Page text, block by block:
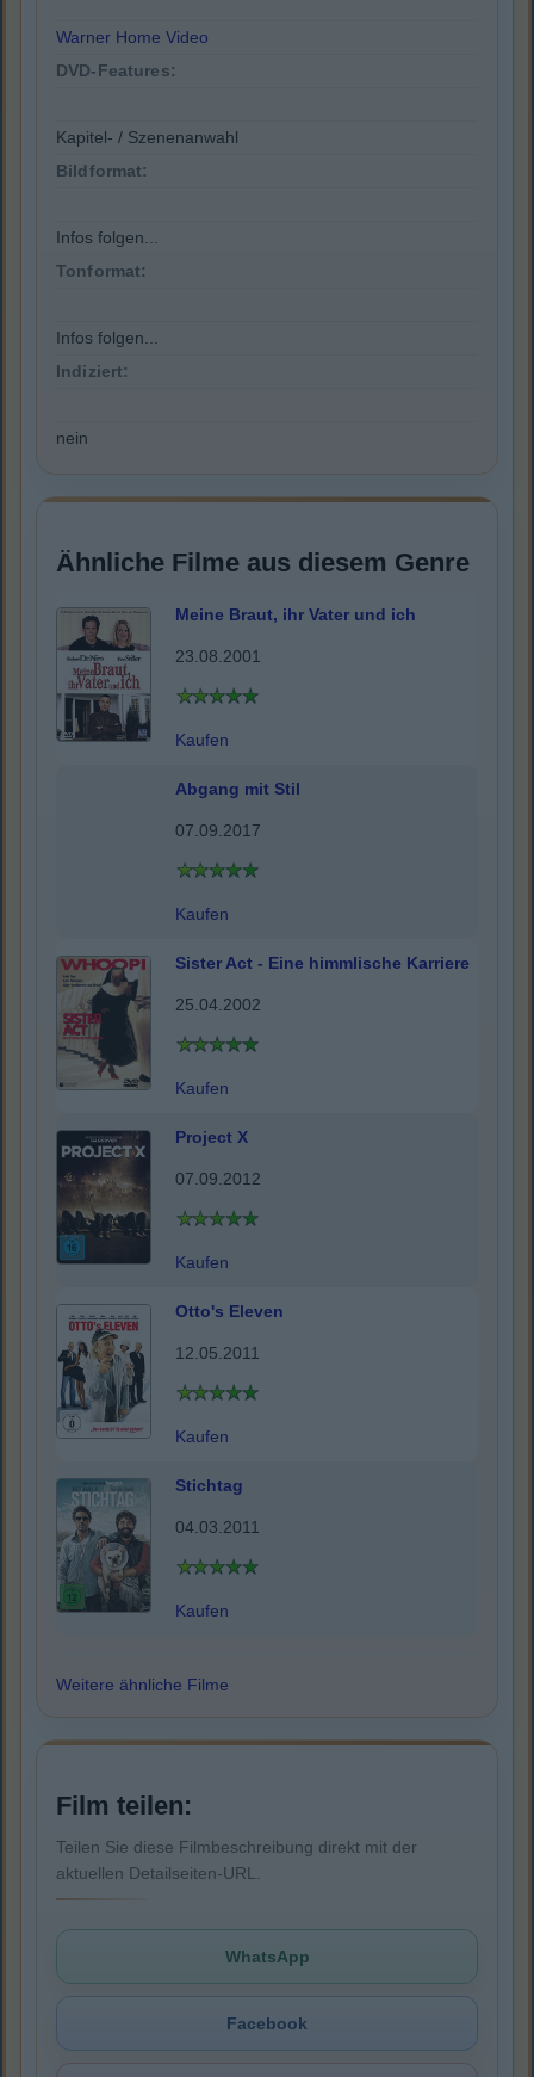
Warner Home Video
DVD-Features:
Kapitel- / Szenenanwahl
Bildformat:
Infos folgen...
Tonformat:
Infos folgen...
Indiziert:
nein
Ähnliche Filme aus diesem Genre
Meine Braut, ihr Vater und ich
23.08.2001
Kaufen
Abgang mit Stil
07.09.2017
Kaufen
Sister Act - Eine himmlische Karriere
25.04.2002
Kaufen
Project X
07.09.2012
Kaufen
Otto's Eleven
12.05.2011
Kaufen
Stichtag
04.03.2011
Kaufen
Weitere ähnliche Filme
Film teilen:
Teilen Sie diese Filmbeschreibung direkt mit der
aktuellen Detailseiten-URL.
WhatsApp
Facebook